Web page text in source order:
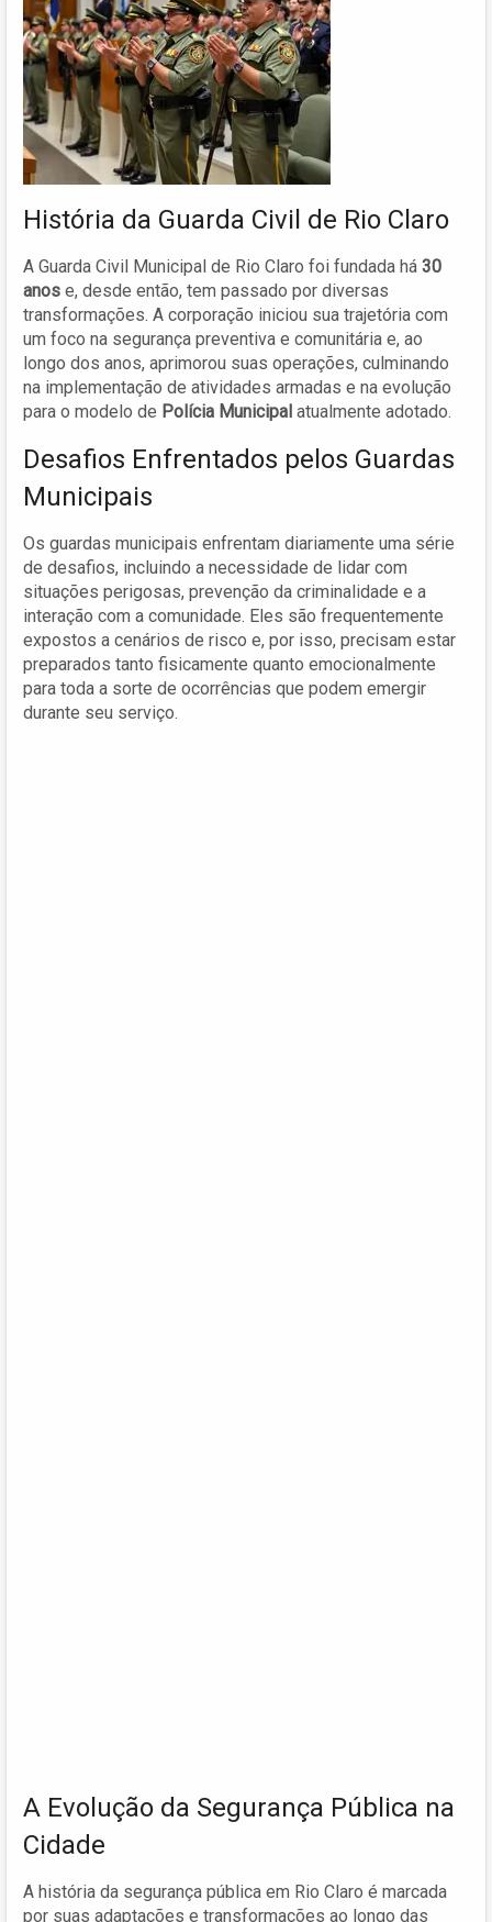
História da Guarda Civil de Rio Claro
A Guarda Civil Municipal de Rio Claro foi fundada há 30
anos e, desde então, tem passado por diversas
transformações. A corporação iniciou sua trajetória com
um foco na segurança preventiva e comunitária e, ao
longo dos anos, aprimorou suas operações, culminando
na implementação de atividades armadas e na evolução
para o modelo de Polícia Municipal atualmente adotado.
Desafios Enfrentados pelos Guardas
Municipais
Os guardas municipais enfrentam diariamente uma série
de desafios, incluindo a necessidade de lidar com
situações perigosas, prevenção da criminalidade e a
interação com a comunidade. Eles são frequentemente
expostos a cenários de risco e, por isso, precisam estar
preparados tanto fisicamente quanto emocionalmente
para toda a sorte de ocorrências que podem emergir
durante seu serviço.
A Evolução da Segurança Pública na
Cidade
A história da segurança pública em Rio Claro é marcada
por suas adaptações e transformações ao longo das